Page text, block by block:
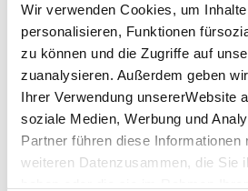
Wir verwenden Cookies, um
personalisieren, Funktionen
zu können und die Zugriffe auf
zuanalysieren. Außerdem geben
Ihrer Verwendung unsererWebsite
soziale Medien, Werbung und
Partner führen diese Informationen
weiteren Datenzusammen, die Sie
Alte Kelter
Großglockner Str. 36
70327 Stuttgart
Telefon:+49 (0)711 333 733
Website:
www.altekelter.com